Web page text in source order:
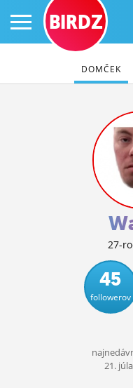
PRIHLÁS SA
ČINŽIAK
FÓRUM
STATUSY
BLOGY
OBRÁZKY
MÔJ PROFIL
BIRDZ
DOMČEK
27-
45
followerov
21. júla